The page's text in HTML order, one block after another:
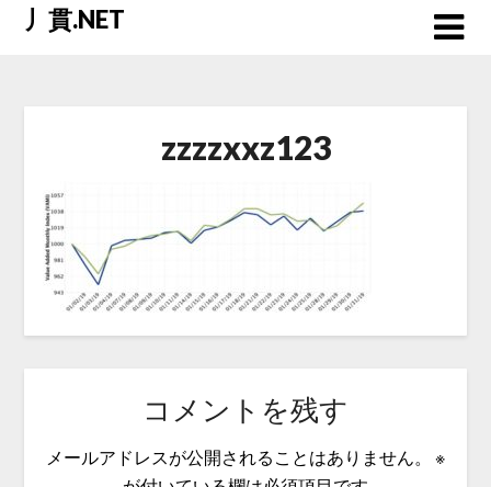
Skip丿貫.NET
zzzzxxz123
コメントを残す
メールアドレスが公開されることはありません。
※